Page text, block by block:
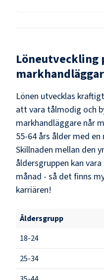
Löneutveckling
Lönen utvecklas
att vara tålmodig och
markhandläggare når
55-64 års ålder med en
Skillnaden mellan den
åldersgruppen kan
månad - så det finns
karriären!
Åldersgrupp
18-24
25-34